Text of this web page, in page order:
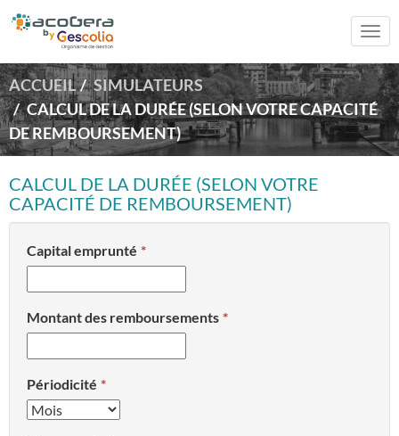
ACCUEIL
SIMULATEURS
CALCUL DE LA DURÉE (SELON VOTRE CAPACITÉ
DE REMBOURSEMENT)
CALCUL DE LA DURÉE (SELON VOTRE
CAPACITÉ DE REMBOURSEMENT)
Capital emprunté
Montant des remboursements
Périodicité